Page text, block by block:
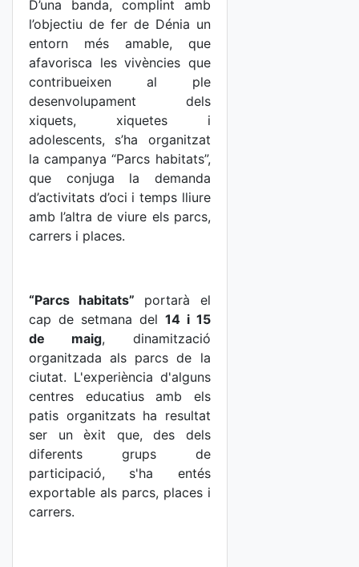
D’una banda, complint amb
l’objectiu de fer de Dénia un
entorn més amable, que
afavorisca les vivències que
contribueixen al ple
desenvolupament dels
xiquets, xiquetes i
adolescents, s’ha organitzat
la campanya “Parcs habitats”,
que conjuga la demanda
d’activitats d’oci i temps lliure
amb l’altra de viure els parcs,
carrers i places.
“Parcs habitats” portarà el
cap de setmana del 14 i 15
de maig, dinamització
organitzada als parcs de la
ciutat. L'experiència d'alguns
centres educatius amb els
patis organitzats ha resultat
ser un èxit que, des dels
diferents grups de
participació, s'ha entés
exportable als parcs, places i
carrers.